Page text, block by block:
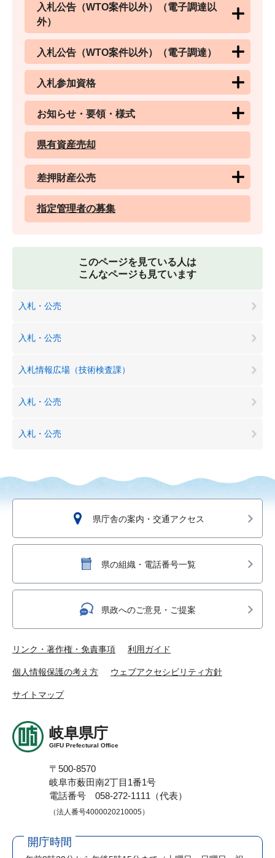
入札公告（WTO案件以外）（電子調達以
外）
入札公告（WTO案件以外）（電子調達）
入札参加資格
お知らせ・要領・様式
県有資産売却
差押財産公売
指定管理者の募集
このページを見ている人は
こんなページも見ています
入札・公売
入札・公売
入札情報広場（技術検査課）
入札・公売
入札・公売
県庁舎の案内・交通アクセス
県の組織・電話番号一覧
県政へのご意見・ご提案
リンク・著作権・免責事項 利用ガイド
個人情報保護の考え方 ウェブアクセシビリティ方針
サイトマップ
岐阜県庁
GIFU Prefectural Office
〒500-8570
岐阜市薮田南2丁目1番1号
電話番号 058-272-1111（代表）
（法人番号4000020210005）
開庁時間